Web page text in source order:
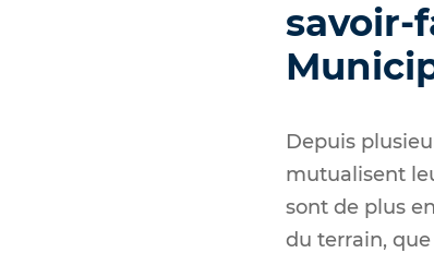
savoir-
Depuis
mutualisent
sont de plus
du terrain,